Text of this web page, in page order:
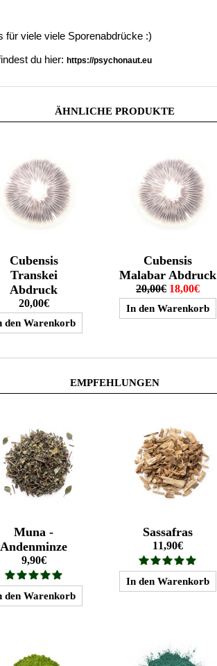
für viele viele Sporenabdrücke :)
du hier: https://psychonaut.eu
ÄHNLICHE PRODUKTE
Cubensis
Transkei
Abdruck
20,00€
Cubensis
Malabar Abdruck
20,00€ 18,00€
EMPFEHLUNGEN
Muna -
Andenminze
9,90€
Sassafras
11,90€